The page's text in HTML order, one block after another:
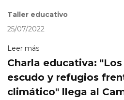
Taller educativo
25/07/2022
Leer más
Charla educativa:
escudo y refugios
climático" llega al